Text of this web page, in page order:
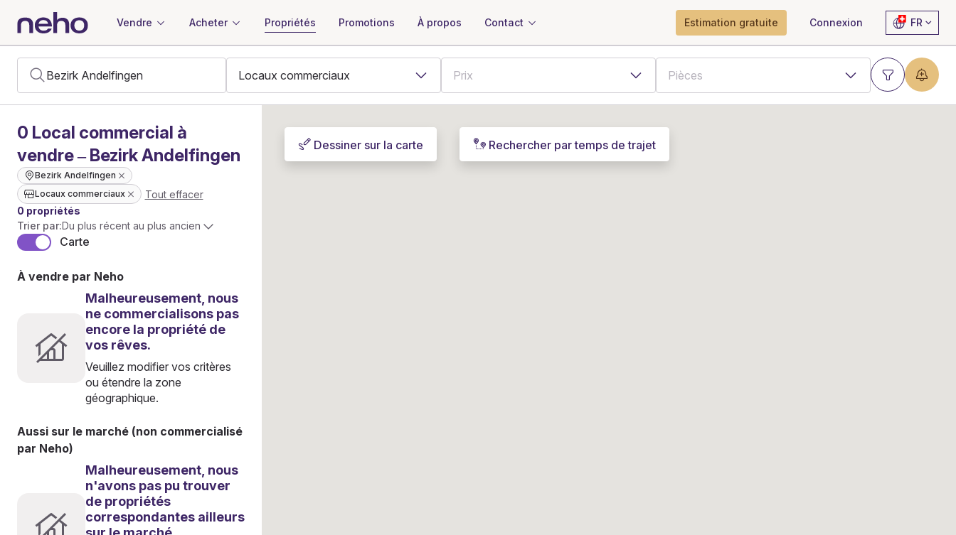
Vendre Acheter Propriétés Promotions À propos Contact Estimation gratuite Connexion FR
0 Local commercial à
vendre – Bezirk Andelfingen
Bezirk Andelfingen
Locaux commerciaux
Tout effacer
0 propriétés
Trier par:Du plus récent au plus ancien
Carte
À vendre par Neho
Malheureusement, nous
ne commercialisons pas
encore la propriété de
vos rêves.
Veuillez modifier vos critères
ou étendre la zone
géographique.
Aussi sur le marché (non commercialisé
par Neho)
Malheureusement, nous
n'avons pas pu trouver
de propriétés
correspondantes ailleurs
Dessiner sur la carte Rechercher par temps de trajet